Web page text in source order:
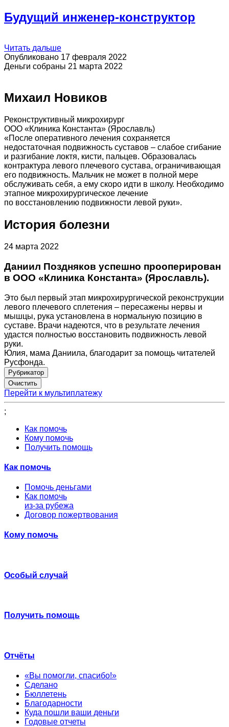
Будущий инженер-конструктор
Читать дальше
Опубликовано 17 февраля 2022
Деньги собраны 21 марта 2022
Михаил Новиков
Реконструктивный микрохирург
ООО «Клиника Константа» (Ярославль)
«После оперативного лечения сохраняется
недостаточная подвижность суставов – слабое сгибание
и разгибание локтя, кисти, пальцев. Образовалась
контрактура левого плечевого сустава, ограничивающая
его подвижность. Мальчик не может в полной мере
обслуживать себя, а ему скоро идти в школу. Необходимо
этапное микрохирургическое лечение
по восстановлению подвижности левой руки».
История болезни
24 марта 2022
Даниил Поздняков успешно прооперирован
в ООО «Клиника Константа» (Ярославль).
Это был первый этап микрохирургической реконструкции
левого плечевого сплетения – пересажены нервы и
мышцы, рука установлена в нормальную позицию в
суставе. Врачи надеются, что в результате лечения
удастся полностью восстановить подвижность левой
руки.
Юлия, мама Даниила, благодарит за помощь читателей
Русфонда.
Рубрикатор
Перейти к мультиплатежу
;
Как помочь
Кому помочь
Получить помощь
Как помочь
Помочь деньгами
Как помочь
из-за рубежа
Договор пожертвования
Кому помочь
Особый случай
Получить помощь
Отчёты
«Вы помогли, спасибо!»
Сделано
Бюллетень
Благодарности
Куда пошли ваши деньги
Годовые отчеты